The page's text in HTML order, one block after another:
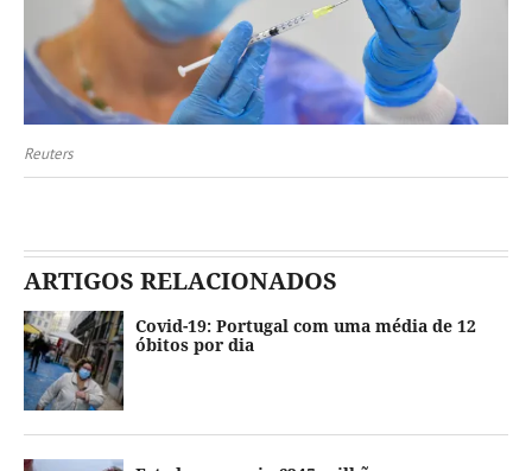
Reuters
ARTIGOS RELACIONADOS
Covid-19: Portugal com uma média de 12
óbitos por dia